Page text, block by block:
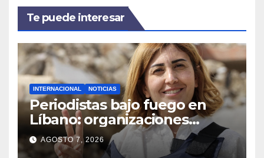
Te puede interesar
INTERNACIONAL NOTICIAS
Periodistas bajo fuego en
Líbano: organizaciones
denuncian ataques y exigen
justicia
AGOSTO 7, 2026